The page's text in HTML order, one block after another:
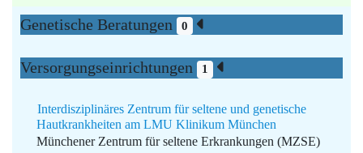
Genetische Beratungen 0
Versorgungseinrichtungen 1
Interdisziplinäres Zentrum für seltene und genetische
Hautkrankheiten am LMU Klinikum München
Münchener Zentrum für seltene Erkrankungen (MZSE)